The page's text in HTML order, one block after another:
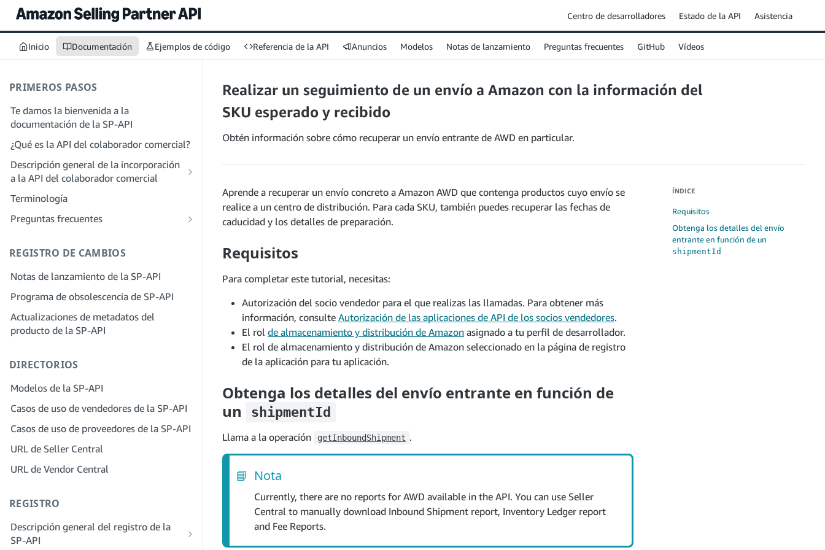
Centro de desarrolladores Estado de la API Asistencia
Inicio Documentación Ejemplos de código Referencia de la API Anuncios Modelos Notas de lanzamiento Preguntas frecuentes GitHub Vídeos
PRIMEROS PASOS
Te damos la bienvenida a la
documentación de la SP-API
¿Qué es la API del colaborador comercial?
Descripción general de la incorporación
a la API del colaborador comercial
Incorporación como desarrollador
Paso 4: Registra una aplicación de
entorno aislado
Paso 5: Realiza tu primera llamada al
entorno aislado de la SP-API
autorización
Paso 7: Registra tu aplicación de
producción
Paso 9: Prueba tu aplicación
Paso 10: Incluye tu solicitud
Incorporación como proveedor de
servicios
y permisos para proveedores de
servicios
Paso 2: Crea una cuenta en el portal de
proveedores de soluciones para tu
empresa
Paso 3: Verifica tu identidad
de tu empresa
Paso 5: Solicita roles en Seller Central
Paso 6: Invita a los empleados a tu
cuenta
Paso 7: Conéctate con los vendedores
Paso 8. Incluye tu servicio en la red de
Terminología
Preguntas frecuentes
SP-API
proveedores de soluciones
REGISTRO DE CAMBIOS
Notas de lanzamiento de la SP-API
Programa de obsolescencia de SP-API
Actualizaciones de metadatos del
producto de la SP-API
DIRECTORIOS
Modelos de la SP-API
Casos de uso de vendedores de la SP-API
Casos de uso de proveedores de la SP-API
URL de Seller Central
URL de Vendor Central
REGISTRO
Descripción general del registro de la
SP-API
Realizar un seguimiento de un envío a Amazon con la información del
SKU esperado y recibido
Obtén información sobre cómo recuperar un envío entrante de AWD en particular.
Aprende a recuperar un envío concreto a Amazon AWD que contenga productos cuyo envío se
realice a un centro de distribución. Para cada SKU, también puedes recuperar las fechas de
caducidad y los detalles de preparación.
Requisitos
Para completar este tutorial, necesitas:
Autorización del socio vendedor para el que realizas las llamadas. Para obtener más
información, consulte Autorización de las aplicaciones de API de los socios vendedores.
El rol de almacenamiento y distribución de Amazon asignado a tu perfil de desarrollador.
El rol de almacenamiento y distribución de Amazon seleccionado en la página de registro
de la aplicación para tu aplicación.
Obtenga los detalles del envío entrante en función de
un
shipmentId
Llama a la operación getInboundShipment .
📘 Nota
Currently, there are no reports for AWD available in the API. You can use Seller
Central to manually download Inbound Shipment report, Inventory Ledger report
and Fee Reports.
ÍNDICE
Requisitos
Obtenga los detalles del envío
entrante en función de un
shipmentId